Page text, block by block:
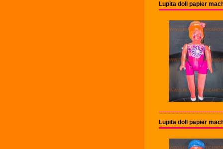
Lupita doll papier
Lupita doll papier